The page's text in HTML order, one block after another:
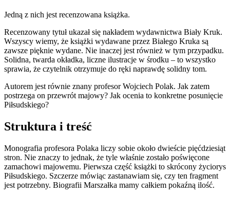
Jedną z nich jest recenzowana książka.
Recenzowany tytuł ukazał się nakładem wydawnictwa Biały Kruk.
Wszyscy wiemy, że książki wydawane przez Białego Kruka są
zawsze pięknie wydane. Nie inaczej jest również w tym przypadku.
Solidna, twarda okładka, liczne ilustracje w środku – to wszystko
sprawia, że czytelnik otrzymuje do ręki naprawdę solidny tom.
Autorem jest równie znany profesor Wojciech Polak. Jak zatem
postrzega on przewrót majowy? Jak ocenia to konkretne posunięcie
Piłsudskiego?
Struktura i treść
Monografia profesora Polaka liczy sobie około dwieście pięćdziesiąt
stron. Nie znaczy to jednak, że tyle właśnie zostało poświęcone
zamachowi majowemu. Pierwsza część książki to skrócony życiorys
Piłsudskiego. Szczerze mówiąc zastanawiam się, czy ten fragment
jest potrzebny. Biografii Marszałka mamy całkiem pokaźną ilość.